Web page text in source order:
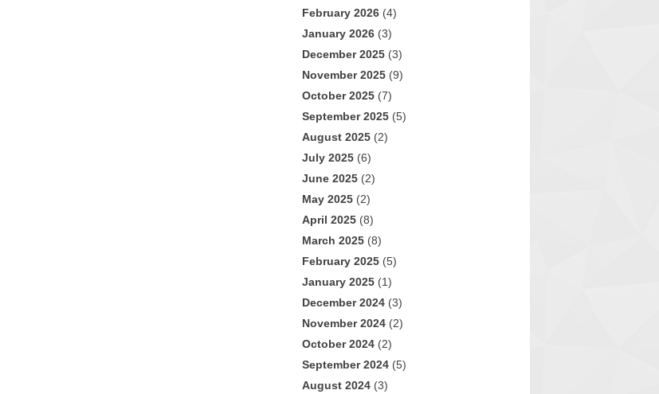
February 2026 (4)
January 2026 (3)
December 2025 (3)
November 2025 (9)
October 2025 (7)
September 2025 (5)
August 2025 (2)
July 2025 (6)
June 2025 (2)
May 2025 (2)
April 2025 (8)
March 2025 (8)
February 2025 (5)
January 2025 (1)
December 2024 (3)
November 2024 (2)
October 2024 (2)
September 2024 (5)
August 2024 (3)